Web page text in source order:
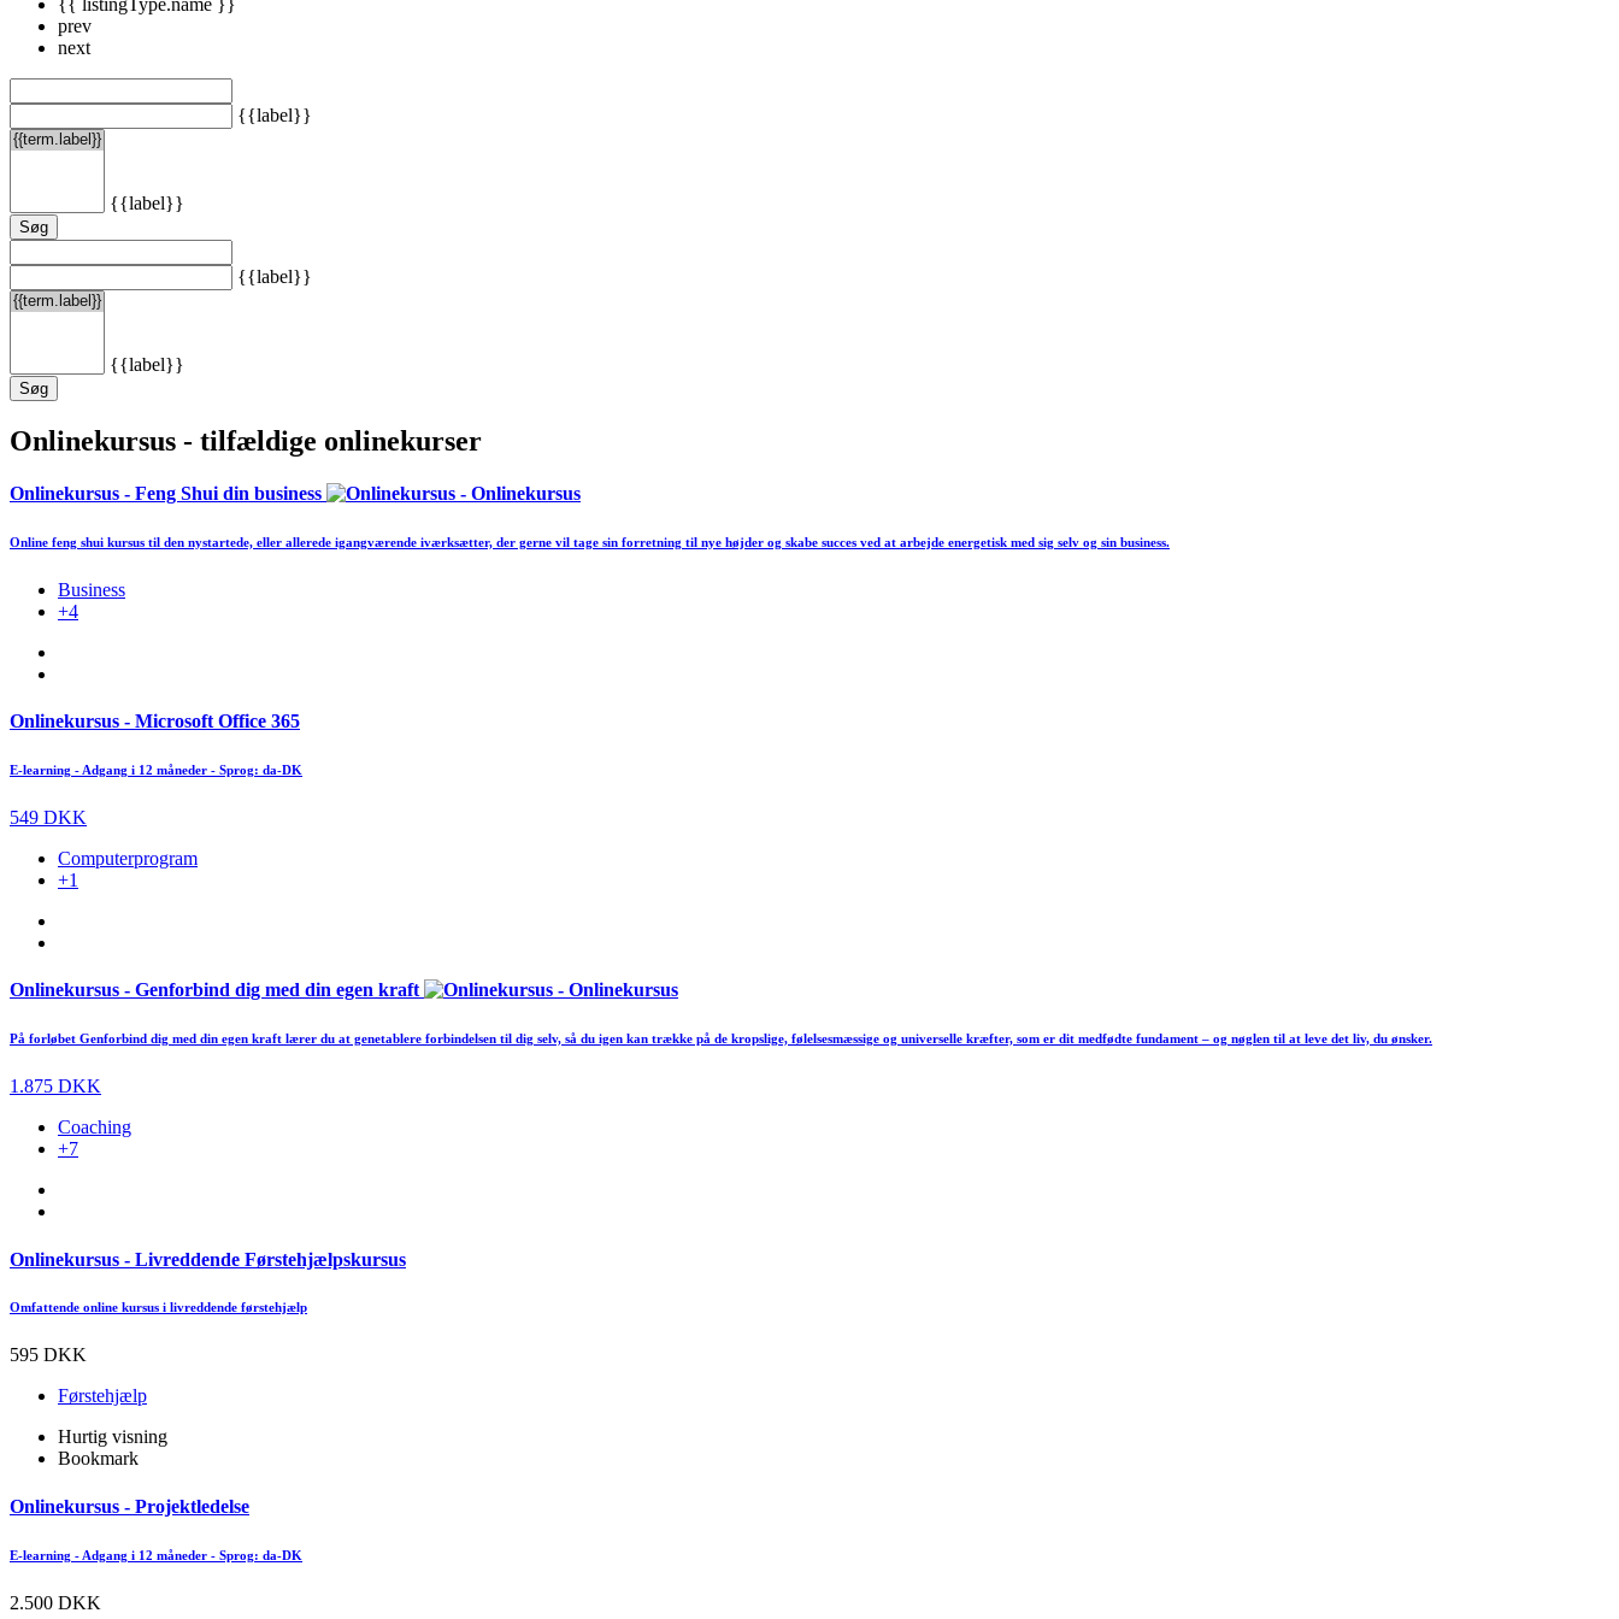
prev
next
{{label}}
{{label}}
Søg
{{label}}
{{label}}
Søg
Onlinekursus - tilfældige onlinekurser
Onlinekursus - Feng Shui din business
Online feng shui kursus til den nystartede, eller allerede igangværende iværksætter, der gerne vil tage sin forretning til nye højder og skabe succes ved at arbejde energetisk med sig selv og sin business.
Business
+4
Onlinekursus - Microsoft Office 365
E-learning - Adgang i 12 måneder - Sprog: da-DK
549 DKK
Computerprogram
+1
Onlinekursus - Genforbind dig med din egen kraft
På forløbet Genforbind dig med din egen kraft lærer du at genetablere forbindelsen til dig selv, så du igen kan trække på de kropslige, følelsesmæssige og universelle kræfter, som er dit medfødte fundament – og nøglen til at leve det liv, du ønsker.
1.875 DKK
Coaching
+7
Onlinekursus - Livreddende Førstehjælpskursus
Omfattende online kursus i livreddende førstehjælp
595 DKK
Førstehjælp
Hurtig visning
Bookmark
Onlinekursus - Projektledelse
E-learning - Adgang i 12 måneder - Sprog: da-DK
2.500 DKK